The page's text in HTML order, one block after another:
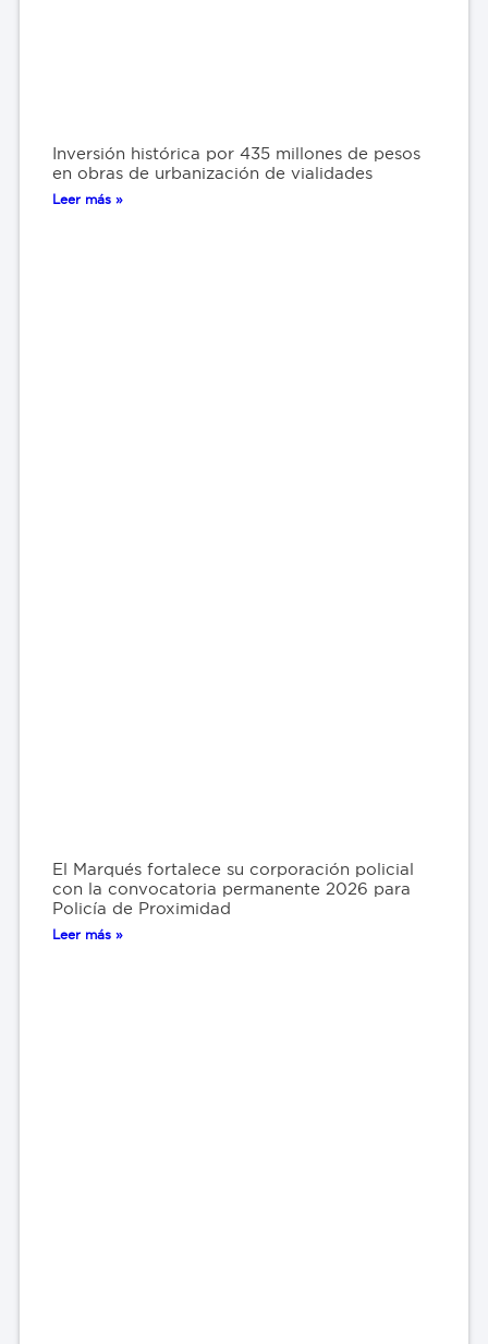
Inversión histórica por 435 millones de pesos
en obras de urbanización de vialidades
Leer más »
El Marqués fortalece su corporación policial
con la convocatoria permanente 2026 para
Policía de Proximidad
Leer más »